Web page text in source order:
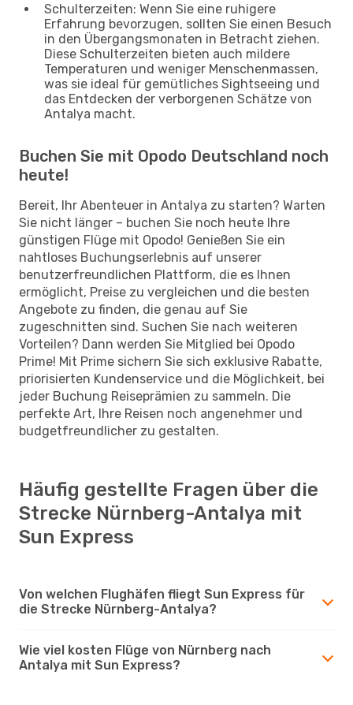
Schulterzeiten: Wenn Sie eine ruhigere
Erfahrung bevorzugen, sollten Sie einen Besuch
in den Übergangsmonaten in Betracht ziehen.
Diese Schulterzeiten bieten auch mildere
Temperaturen und weniger Menschenmassen,
was sie ideal für gemütliches Sightseeing und
das Entdecken der verborgenen Schätze von
Antalya macht.
Buchen Sie mit Opodo Deutschland noch
heute!
Bereit, Ihr Abenteuer in Antalya zu starten? Warten
Sie nicht länger – buchen Sie noch heute Ihre
günstigen Flüge mit Opodo! Genießen Sie ein
nahtloses Buchungserlebnis auf unserer
benutzerfreundlichen Plattform, die es Ihnen
ermöglicht, Preise zu vergleichen und die besten
Angebote zu finden, die genau auf Sie
zugeschnitten sind. Suchen Sie nach weiteren
Vorteilen? Dann werden Sie Mitglied bei Opodo
Prime! Mit Prime sichern Sie sich exklusive Rabatte,
priorisierten Kundenservice und die Möglichkeit, bei
jeder Buchung Reiseprämien zu sammeln. Die
perfekte Art, Ihre Reisen noch angenehmer und
budgetfreundlicher zu gestalten.
Häufig gestellte Fragen über die
Strecke Nürnberg-Antalya mit
Sun Express
Von welchen Flughäfen fliegt Sun Express für
die Strecke Nürnberg-Antalya?
Wie viel kosten Flüge von Nürnberg nach
Antalya mit Sun Express?